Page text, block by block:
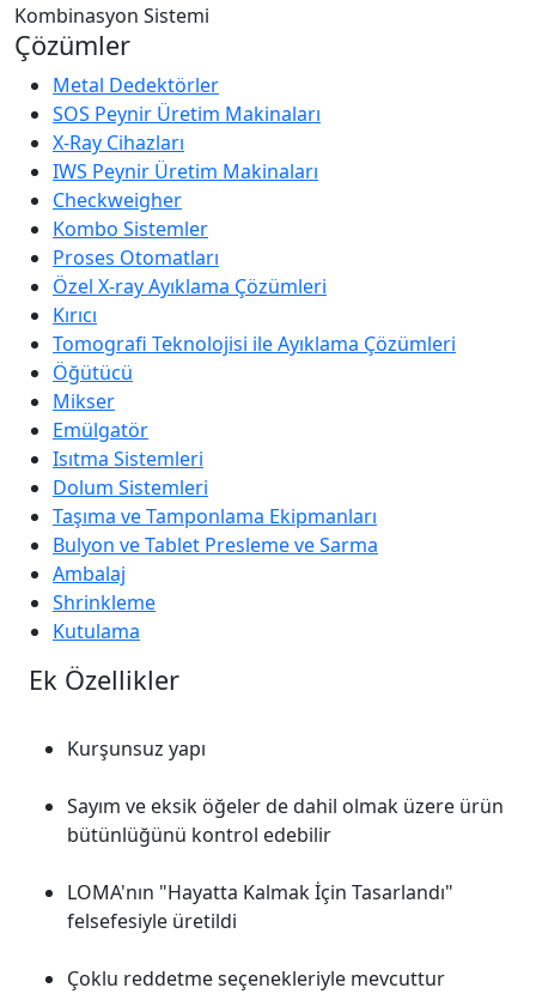
Çözümler
Metal Dedektörler
SOS Peynir Üretim Makinaları
X-Ray Cihazları
IWS Peynir Üretim Makinaları
Checkweigher
Kombo Sistemler
Proses Otomatları
Özel X-ray Ayıklama Çözümleri
Kırıcı
Tomografi Teknolojisi ile Ayıklama Çözümleri
Öğütücü
Mikser
Emülgatör
Isıtma Sistemleri
Dolum Sistemleri
Taşıma ve Tamponlama Ekipmanları
Bulyon ve Tablet Presleme ve Sarma
Ambalaj
Shrinkleme
Kutulama
Ek Özellikler
Kurşunsuz yapı
Sayım ve eksik öğeler de dahil olmak üzere ürün
bütünlüğünü kontrol edebilir
LOMA'nın "Hayatta Kalmak İçin Tasarlandı"
felsefesiyle üretildi
Çoklu reddetme seçenekleriyle mevcuttur